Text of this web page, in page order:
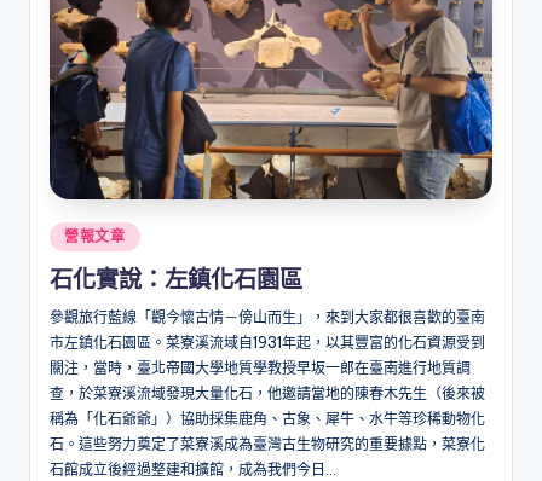
Posted
營報文章
石化實說：左鎮化石園區
參觀旅行藍線「觀今懷古情－傍山而生」，來到大家都很喜歡的臺南
市左鎮化石園區。菜寮溪流域自1931年起，以其豐富的化石資源受到
關注，當時，臺北帝國大學地質學教授早坂一郎在臺南進行地質調
查，於菜寮溪流域發現大量化石，他邀請當地的陳春木先生（後來被
稱為「化石爺爺」）協助採集鹿角、古象、犀牛、水牛等珍稀動物化
石。這些努力奠定了菜寮溪成為臺灣古生物研究的重要據點，菜寮化
石館成立後經過整建和擴館，成為我們今日...